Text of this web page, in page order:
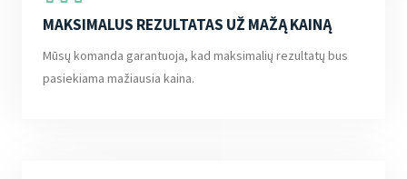
MAKSIMALUS REZULTATAS UŽ MAŽĄ KAINĄ
Mūsų komanda garantuoja, kad maksimalių rezultatų bus
pasiekiama mažiausia kaina.